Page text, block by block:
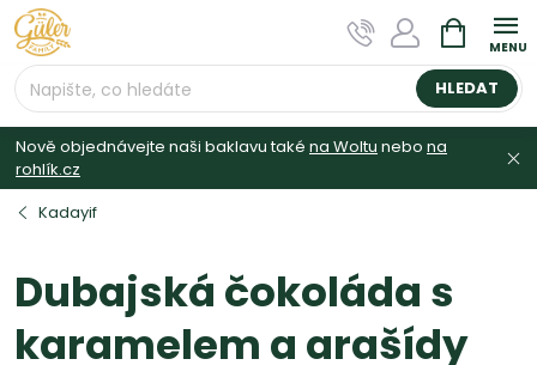
Přejít
na
obsah
HLEDAT
NÁKUPNÍ
KOŠÍK
Nově objednávejte naši baklavu také na Woltu nebo na
rohlík.cz
Kadayif
Dubajská čokoláda s
karamelem a arašídy